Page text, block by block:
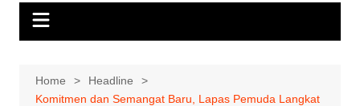
Home
Headline
Komitmen dan Semangat Baru, Lapas Pemuda Langkat